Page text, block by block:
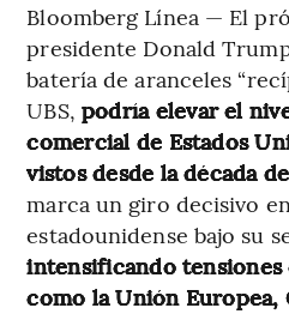
Bloomberg Línea — El
presidente Donald
batería de aranceles
UBS, podría elevar el
comercial de Estados
vistos desde la década
marca un giro decisivo
estadounidense bajo su
intensificando tensiones
como la Unión Europea,